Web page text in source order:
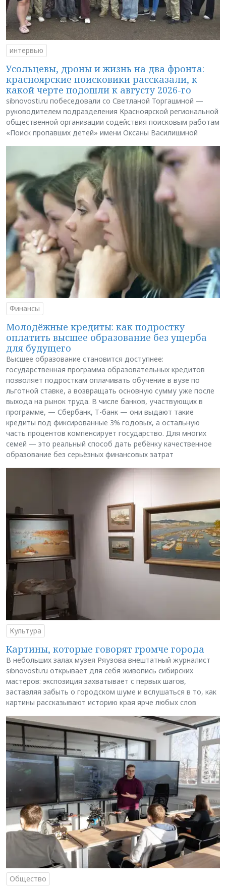
интервью
Усольцевы, дроны и жизнь на два фронта:
красноярские поисковики рассказали, к
какой черте подошли к августу 2026-го
sibnovosti.ru побеседовали со Светланой Торгашиной —
руководителем подразделения Красноярской региональной
общественной организации содействия поисковым работам
«Поиск пропавших детей» имени Оксаны Василишиной
Финансы
Молодёжные кредиты: как подростку
оплатить высшее образование без ущерба
для будущего
Высшее образование становится доступнее:
государственная программа образовательных кредитов
позволяет подросткам оплачивать обучение в вузе по
льготной ставке, а возвращать основную сумму уже после
выхода на рынок труда. В числе банков, участвующих в
программе, — Сбербанк, Т-банк — они выдают такие
кредиты под фиксированные 3% годовых, а остальную
часть процентов компенсирует государство. Для многих
семей — это реальный способ дать ребёнку качественное
образование без серьёзных финансовых затрат
Культура
Картины, которые говорят громче города
В небольших залах музея Ряузова внештатный журналист
sibnovosti.ru открывает для себя живопись сибирских
мастеров: экспозиция захватывает с первых шагов,
заставляя забыть о городском шуме и вслушаться в то, как
картины рассказывают историю края ярче любых слов
Общество